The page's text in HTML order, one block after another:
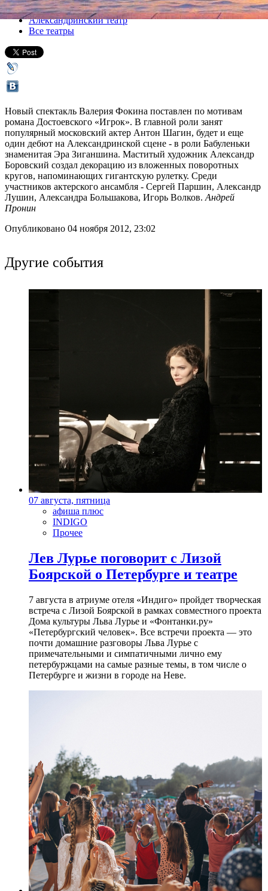
Александринский театр
Все театры
Новый спектакль Валерия Фокина поставлен по мотивам
романа Достоевского «Игрок». В главной роли занят
популярный московский актер Антон Шагин, будет и еще
один дебют на Александринской сцене - в роли Бабуленьки
знаменитая Эра Зиганшина. Маститый художник Александр
Боровский создал декорацию из вложенных поворотных
кругов, напоминающих гигантскую рулетку. Среди
участников актерского ансамбля - Сергей Паршин, Александр
Лушин, Александра Большакова, Игорь Волков. Андрей
Пронин
Опубликовано 04 ноября 2012, 23:02
Другие события
07 августа, пятница
афиша плюс
INDIGO
Прочее
Лев Лурье поговорит с Лизой
Боярской о Петербурге и театре
7 августа в атриуме отеля «Индиго» пройдет творческая
встреча с Лизой Боярской в рамках совместного проекта
Дома культуры Льва Лурье и «Фонтанки.ру»
«Петербургский человек». Все встречи проекта — это
почти домашние разговоры Льва Лурье с
примечательными и симпатичными лично ему
петербуржцами на самые разные темы, в том числе о
Петербурге и жизни в городе на Неве.